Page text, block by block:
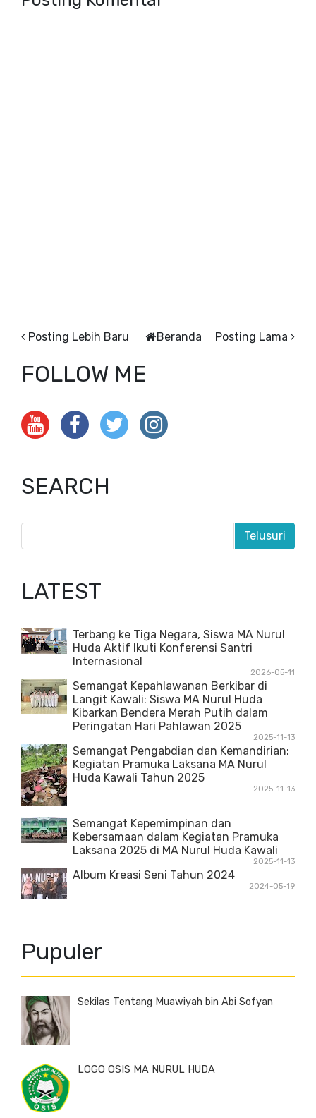
Posting Lebih Baru Posting Lama
Beranda
FOLLOW ME
SEARCH
LATEST
Terbang ke Tiga Negara, Siswa MA Nurul
Huda Aktif Ikuti Konferensi Santri
Internasional
2026-05-11
Semangat Kepahlawanan Berkibar di
Langit Kawali: Siswa MA Nurul Huda
Kibarkan Bendera Merah Putih dalam
Peringatan Hari Pahlawan 2025
2025-11-13
Semangat Pengabdian dan Kemandirian:
Kegiatan Pramuka Laksana MA Nurul
Huda Kawali Tahun 2025
2025-11-13
Semangat Kepemimpinan dan
Kebersamaan dalam Kegiatan Pramuka
Laksana 2025 di MA Nurul Huda Kawali
2025-11-13
Album Kreasi Seni Tahun 2024
2024-05-19
Pupuler
Sekilas Tentang Muawiyah bin Abi Sofyan
LOGO OSIS MA NURUL HUDA